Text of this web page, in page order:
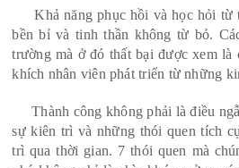
Khả năng phục hồi và học hỏi từ
bền bỉ và tinh thần không từ bỏ.
trường mà ở đó thất bại được xem là
khích nhân viên phát triển từ những
Thành công không phải là điều
sự kiên trì và những thói quen tích
trì qua thời gian. 7 thói quen mà